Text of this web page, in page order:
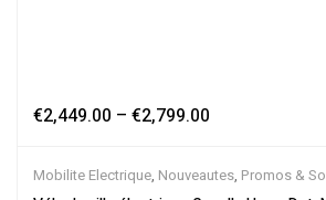
€2,449.00 – €2,799.00
Mobilite Electrique, Nouveautes, Promos &